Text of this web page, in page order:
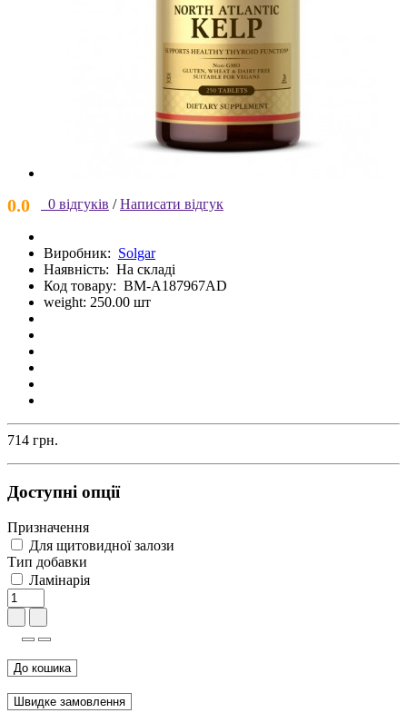
0.0 0 відгуків / Написати відгук
Виробник: Solgar
Наявність: На складі
Код товару: BM-A187967AD
weight: 250.00 шт
714 грн.
Доступні опції
Призначення
Для щитовидної залози
Тип добавки
Ламінарія
До кошика
Швидке замовлення